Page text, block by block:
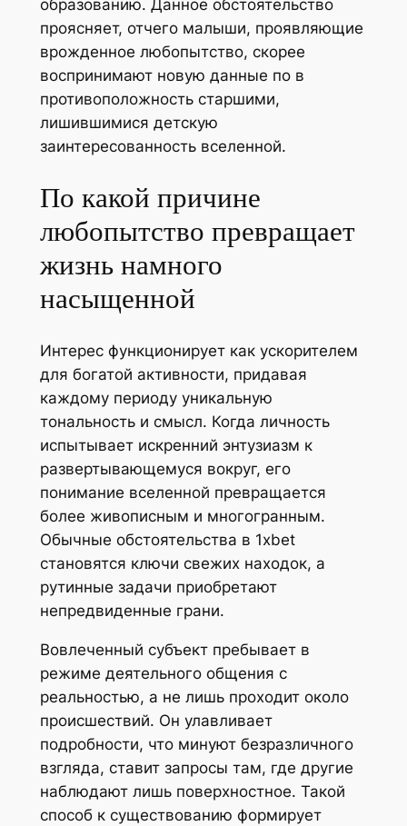
образованию. Данное обстоятельство
проясняет, отчего малыши, проявляющие
врожденное любопытство, скорее
воспринимают новую данные по в
противоположность старшими,
лишившимися детскую
заинтересованность вселенной.
По какой причине
любопытство превращает
жизнь намного
насыщенной
Интерес функционирует как ускорителем
для богатой активности, придавая
каждому периоду уникальную
тональность и смысл. Когда личность
испытывает искренний энтузиазм к
развертывающемуся вокруг, его
понимание вселенной превращается
более живописным и многогранным.
Обычные обстоятельства в 1xbet
становятся ключи свежих находок, а
рутинные задачи приобретают
непредвиденные грани.
Вовлеченный субъект пребывает в
режиме деятельного общения с
реальностью, а не лишь проходит около
происшествий. Он улавливает
подробности, что минуют безразличного
взгляда, ставит запросы там, где другие
наблюдают лишь поверхностное. Такой
способ к существованию формирует